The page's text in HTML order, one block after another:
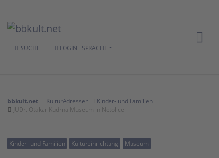
SUCHE LOGIN SPRACHE
bbkult.net KulturAdressen
Kinder- und Familien
JUDr. Otakar Kudrna Museum in Netolice
Kinder- und Familien Kultureinrichtung Museum